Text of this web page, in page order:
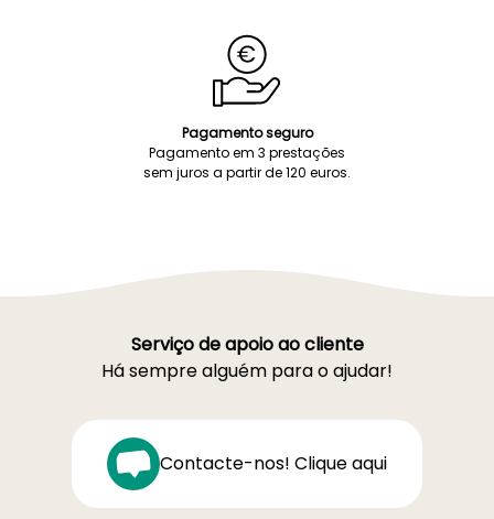
Pagamento seguro
Pagamento em 3 prestações
sem juros a partir de 120 euros.
Serviço de apoio ao cliente
Há sempre alguém para o ajudar!
Contacte-nos! Clique aqui